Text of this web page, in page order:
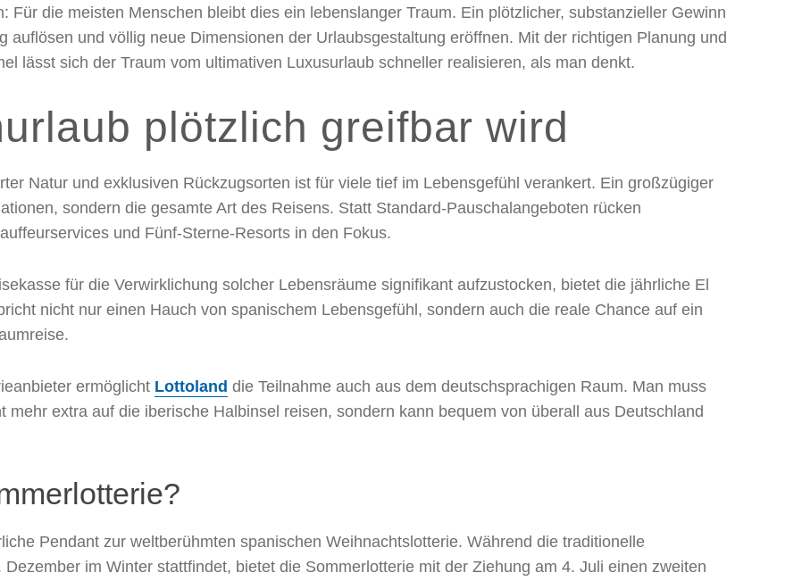
Für die meisten Menschen bleibt dies ein lebenslanger Traum. Ein plötzlicher, substanzieller Gewinn
auflösen und völlig neue Dimensionen der Urlaubsgestaltung eröffnen. Mit der richtigen Planung und
lässt sich der Traum vom ultimativen Luxusurlaub schneller realisieren, als man denkt.
plötzlich greifbar wird
Natur und exklusiven Rückzugsorten ist für viele tief im Lebensgefühl verankert. Ein großzügiger
sondern die gesamte Art des Reisens. Statt Standard-Pauschalangeboten rücken
und Fünf-Sterne-Resorts in den Fokus.
für die Verwirklichung solcher Lebensräume signifikant aufzustocken, bietet die jährliche El
nicht nur einen Hauch von spanischem Lebensgefühl, sondern auch die reale Chance auf ein
ermöglicht Lottoland die Teilnahme auch aus dem deutschsprachigen Raum. Man muss
extra auf die iberische Halbinsel reisen, sondern kann bequem von überall aus Deutschland
Pendant zur weltberühmten spanischen Weihnachtslotterie. Während die traditionelle
im Winter stattfindet, bietet die Sommerlotterie mit der Ziehung am 4. Juli einen zweiten